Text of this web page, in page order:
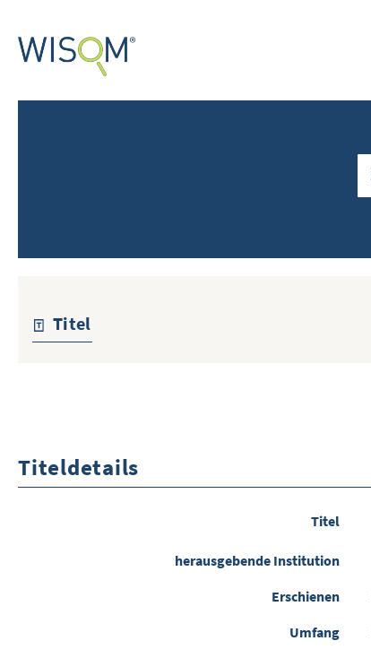
Titel
Titeldetails
Titel
herausgebende Institution
Erschienen
Umfang